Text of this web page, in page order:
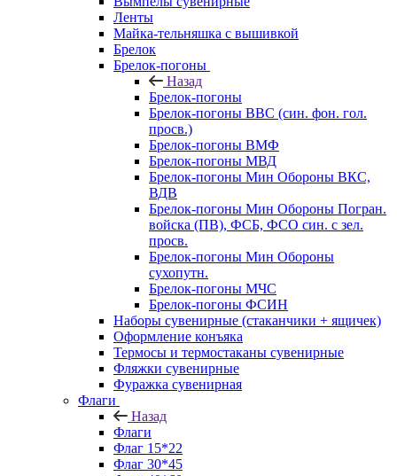
Ленты
Майка-тельняшка с вышивкой
Брелок
Брелок-погоны
Назад
Брелок-погоны
Брелок-погоны ВВС (син. фон. гол.
просв.)
Брелок-погоны ВМФ
Брелок-погоны МВД
Брелок-погоны Мин Обороны ВКС,
ВДВ
Брелок-погоны Мин Обороны Погран.
войска (ПВ), ФСБ, ФСО син. с зел.
просв.
Брелок-погоны Мин Обороны
сухопутн.
Брелок-погоны МЧС
Брелок-погоны ФСИН
Наборы сувенирные (стаканчики + ящичек)
Оформление конъяка
Термосы и термостаканы сувенирные
Фляжки сувенирные
Фуражка сувенирная
Флаги
Назад
Флаги
Флаг 15*22
Флаг 30*45